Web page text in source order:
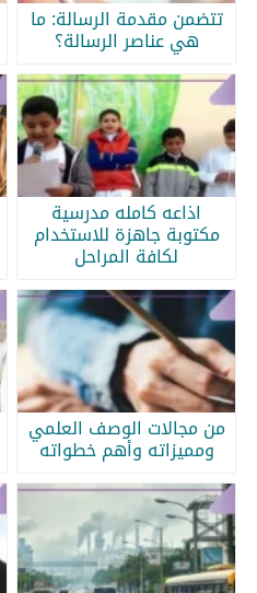
تتضمن مقدمة الرسالة: ما
هي عناصر الرسالة؟
اذاعه كامله مدرسية
مكتوبة جاهزة للاستخدام
لكافة المراحل
من مجالات الوصف العلمي
ومميزاته وأهم خطواته